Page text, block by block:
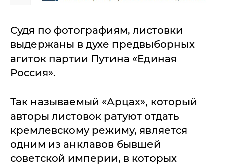
Судя по фотографиям, листовки
выдержаны в духе предвыборных
агиток партии Путина «Единая
Россия».
Так называемый «Арцах», который
авторы листовок ратуют отдать
кремлевскому режиму, является
одним из анклавов бывшей
советской империи, в которых